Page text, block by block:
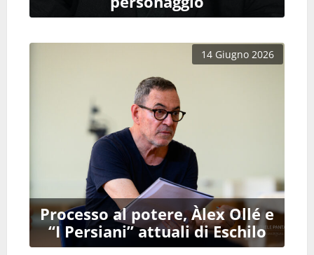
Processo al potere, Àlex Ollé e
“I Persiani” attuali di Eschilo
14 Giugno 2026